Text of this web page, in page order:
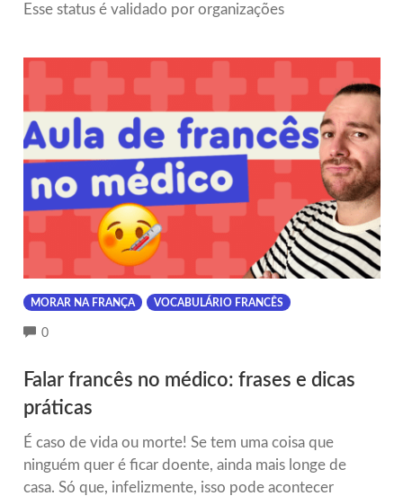
Esse status é validado por organizações
MORAR NA FRANÇA VOCABULÁRIO FRANCÊS
0COMMENTS
Falar francês no médico: frases e dicas
práticas
É caso de vida ou morte! Se tem uma coisa que
ninguém quer é ficar doente, ainda mais longe de
casa. Só que, infelizmente, isso pode acontecer